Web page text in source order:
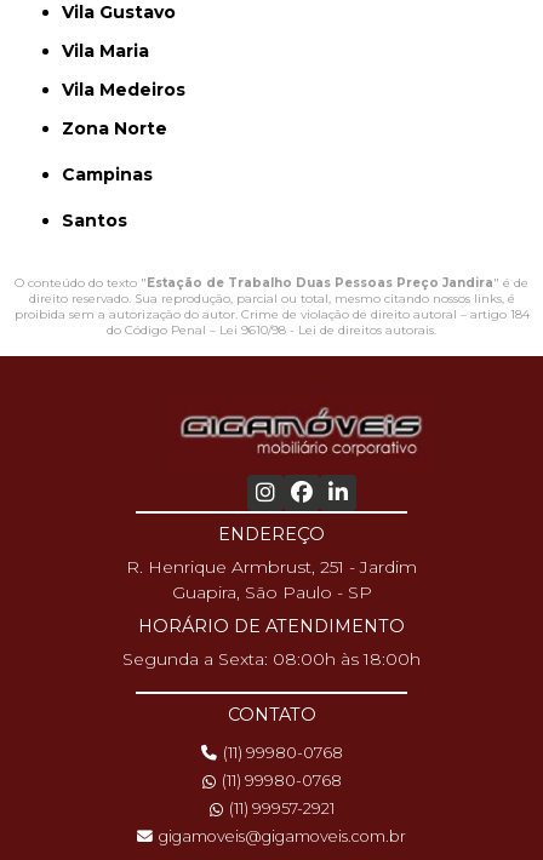
Vila Gustavo
Vila Maria
Vila Medeiros
Zona Norte
Campinas
Santos
O conteúdo do texto "Estação de Trabalho Duas Pessoas Preço Jandira" é de
direito reservado. Sua reprodução, parcial ou total, mesmo citando nossos links, é
proibida sem a autorização do autor. Crime de violação de direito autoral – artigo 184
do Código Penal – Lei 9610/98 - Lei de direitos autorais.
ENDEREÇO
R. Henrique Armbrust, 251 - Jardim
Guapira, São Paulo - SP
HORÁRIO DE ATENDIMENTO
Segunda a Sexta: 08:00h às 18:00h
CONTATO
(11) 99980-0768
(11) 99980-0768
(11) 99957-2921
gigamoveis@gigamoveis.com.br